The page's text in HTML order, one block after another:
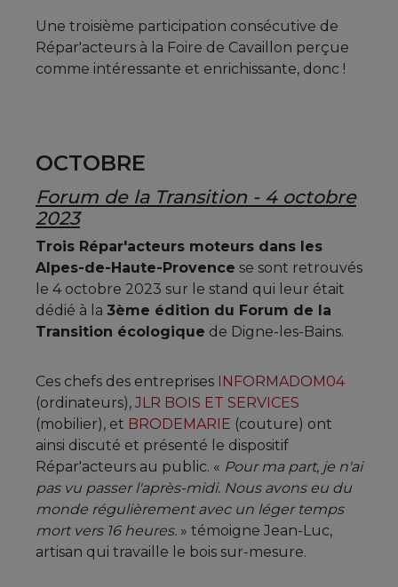
Une troisième participation consécutive de
Répar'acteurs à la Foire de Cavaillon perçue
comme intéressante et enrichissante, donc !
OCTOBRE
Forum de la Transition - 4 octobre
2023
Trois Répar'acteurs moteurs dans les
Alpes-de-Haute-Provence se sont retrouvés
le 4 octobre 2023 sur le stand qui leur était
dédié à la 3ème édition du Forum de la
Transition écologique de Digne-les-Bains.
Ces chefs des entreprises INFORMADOM04
(ordinateurs), JLR BOIS ET SERVICES
(mobilier), et BRODEMARIE (couture) ont
ainsi discuté et présenté le dispositif
Répar'acteurs au public. « Pour ma part, je n'ai
pas vu passer l'après-midi. Nous avons eu du
monde régulièrement avec un léger temps
mort vers 16 heures. » témoigne Jean-Luc,
artisan qui travaille le bois sur-mesure.